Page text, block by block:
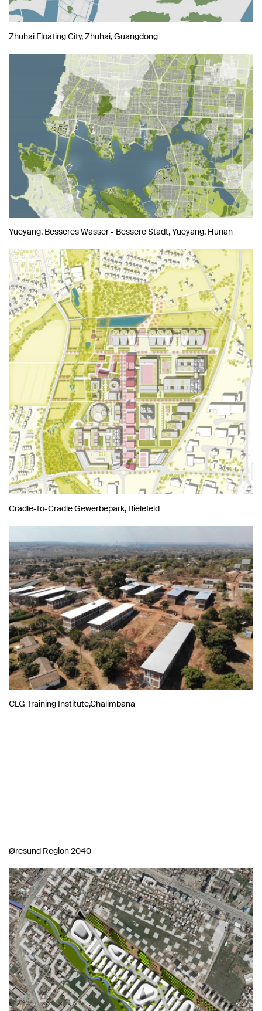
Zhuhai Floating City, Zhuhai, Guangdong
Yueyang. Besseres Wasser - Bessere Stadt, Yueyang, Hunan
Cradle-to-Cradle Gewerbepark, Bielefeld
CLG Training Institute,Chalimbana
Øresund Region 2040